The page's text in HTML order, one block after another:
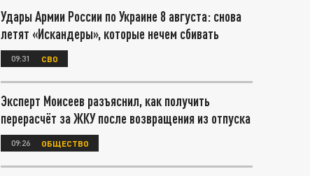
Удары Армии России по Украине 8 августа: снова
летят «Искандеры», которые нечем сбивать
09:31 СВО
Эксперт Моисеев разъяснил, как получить
перерасчёт за ЖКУ после возвращения из отпуска
09:26 ОБЩЕСТВО